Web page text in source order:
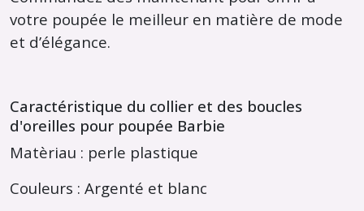
votre poupée le meilleur en matière de mode
et d’élégance.
Caractéristique du collier et des boucles
d'oreilles pour poupée Barbie
Matèriau : perle plastique
Couleurs : Argenté et blanc